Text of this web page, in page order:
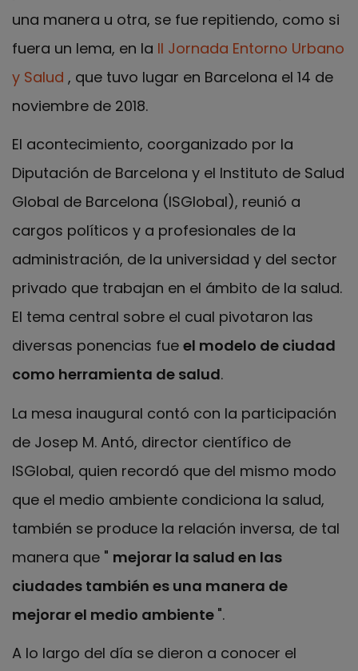
una manera u otra, se fue repitiendo, como si
fuera un lema, en la II Jornada Entorno Urbano
y Salud , que tuvo lugar en Barcelona el 14 de
noviembre de 2018.
El acontecimiento, coorganizado por la
Diputación de Barcelona y el Instituto de Salud
Global de Barcelona (ISGlobal), reunió a
cargos políticos y a profesionales de la
administración, de la universidad y del sector
privado que trabajan en el ámbito de la salud.
El tema central sobre el cual pivotaron las
diversas ponencias fue el modelo de ciudad
como herramienta de salud.
La mesa inaugural contó con la participación
de Josep M. Antó, director científico de
ISGlobal, quien recordó que del mismo modo
que el medio ambiente condiciona la salud,
también se produce la relación inversa, de tal
manera que " mejorar la salud en las
ciudades también es una manera de
mejorar el medio ambiente ".
A lo largo del día se dieron a conocer el